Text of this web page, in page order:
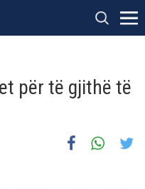
për të gjithë të